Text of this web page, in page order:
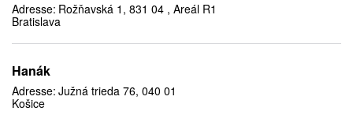
Adresse: Rožňavská 1, 831 04 , Areál R1
Bratislava
Hanák
Adresse: Južná trieda 76, 040 01
Košice